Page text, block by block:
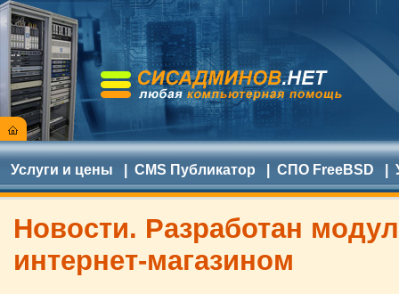
Услуги и цены CMS Публикатор СПО FreeBSD
Новости. Разработан
интернет-магазином